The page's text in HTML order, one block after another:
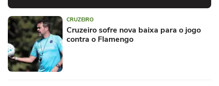
CRUZEIRO
Cruzeiro sofre nova baixa para o jogo
contra o Flamengo